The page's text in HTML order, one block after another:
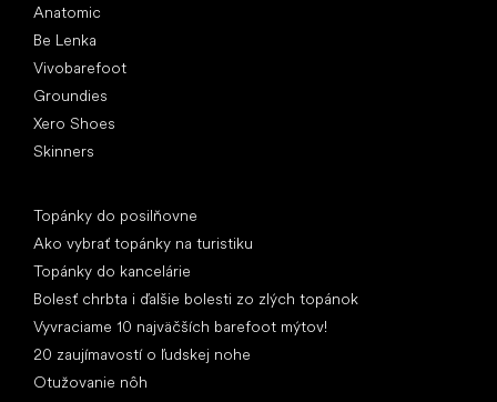
Anatomic
Be Lenka
Vivobarefoot
Groundies
Xero Shoes
Skinners
Topánky do posilňovne
Ako vybrať topánky na turistiku
Topánky do kancelárie
Bolesť chrbta i ďalšie bolesti zo zlých topánok
Vyvraciame 10 najväčších barefoot mýtov!
20 zaujímavostí o ľudskej nohe
Otužovanie nôh